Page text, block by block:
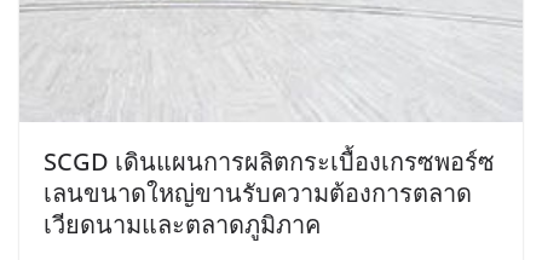
SCGD เดินแผนการผลิตกระเบื้องเกรซพอร์ซ
เลนขนาดใหญ่ขานรับความต้องการตลาด
เวียดนามและตลาดภูมิภาค